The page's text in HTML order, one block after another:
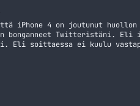
iPhone 4 on joutunut
bonganneet Twitteristäni. Eli
Eli soittaessa ei kuulu
normaalisti. Syytäkään
Eli tässä kirjoituksessa